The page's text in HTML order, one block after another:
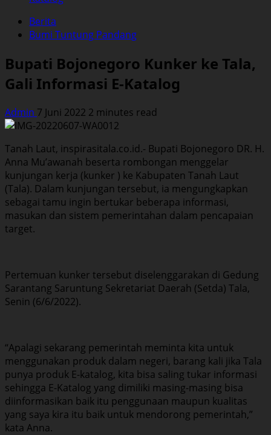
Berita
Bumi Tuntung Pandang
Bupati Bojonegoro Kunker ke Tala,
Gali Informasi E-Katalog
Admin 7 Juni 2022 2 minutes read
Tanah Laut, inspirasitala.co.id.- Bupati Bojonegoro DR. H.
Anna Mu’awanah beserta rombongan menggelar
kunjungan kerja (kunker ) ke Kabupaten Tanah Laut
(Tala). Dalam kunjungan tersebut, ia mengungkapkan
sebagai tamu ingin bertukar beberapa informasi,
masukan dan sistem pemerintahan dalam pencapaian
target.
Pertemuan kunker tersebut diselenggarakan di Gedung
Sarantang Saruntung Sekretariat Daerah (Setda) Tala,
Senin (6/6/2022).
“Apalagi sekarang pemerintah meminta kita untuk
menggunakan produk dalam negeri, barang kali jika Tala
punya produk E-katalog, kita bisa saling tukar informasi
sehingga E-Katalog yang dimiliki masing-masing bisa
diinformasikan baik itu penggunaan maupun kualitas
yang saya kira itu baik untuk mendorong pemerintah,”
kata Anna.